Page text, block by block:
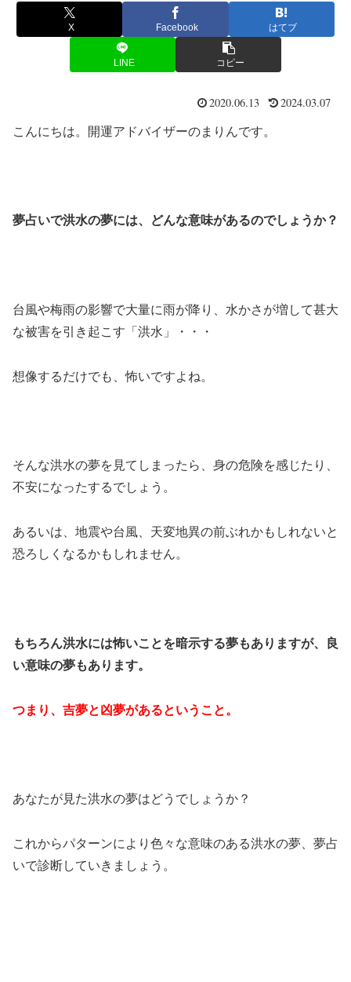
X Facebook はてブ
LINE コピー
2020.06.13 2024.03.07
こんにちは。開運アドバイザーのまりんです。
夢占いで洪水の夢には、どんな意味があるのでしょうか？
台風や梅雨の影響で大量に雨が降り、水かさが増して甚大
な被害を引き起こす「洪水」・・・
想像するだけでも、怖いですよね。
そんな洪水の夢を見てしまったら、身の危険を感じたり、
不安になったするでしょう。
あるいは、地震や台風、天変地異の前ぶれかもしれないと
恐ろしくなるかもしれません。
もちろん洪水には怖いことを暗示する夢もありますが、良
い意味の夢もあります。
つまり、吉夢と凶夢があるということ。
あなたが見た洪水の夢はどうでしょうか？
これからパターンにより色々な意味のある洪水の夢、夢占
いで診断していきましょう。